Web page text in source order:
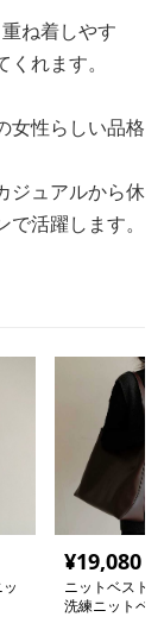
ね着しやす
れます。
女性らしい品格
ジュアルから休
活躍します。
¥19,080
ニットベスト
洗練ニットベ